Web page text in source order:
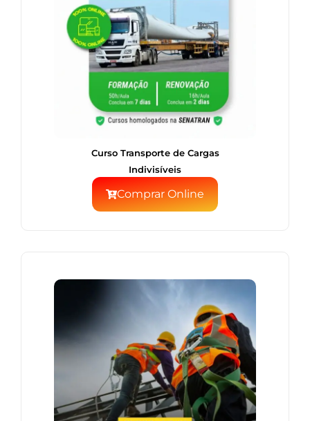
Curso Transporte de Cargas
Indivisíveis
Comprar Online